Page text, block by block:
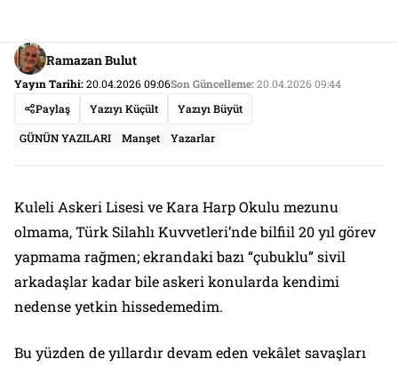
Ramazan Bulut
Yayın Tarihi:20.04.2026 09:06Son Güncelleme:20.04.2026 09:44
Paylaş
Yazıyı Küçült Yazıyı Büyüt
GÜNÜN YAZILARI Manşet Yazarlar
Kuleli Askeri Lisesi ve Kara Harp Okulu mezunu
olmama, Türk Silahlı Kuvvetleri’nde bilfiil 20 yıl görev
yapmama rağmen; ekrandaki bazı “çubuklu” sivil
arkadaşlar kadar bile askeri konularda kendimi
nedense yetkin hissedemedim.
Bu yüzden de yıllardır devam eden vekâlet savaşları